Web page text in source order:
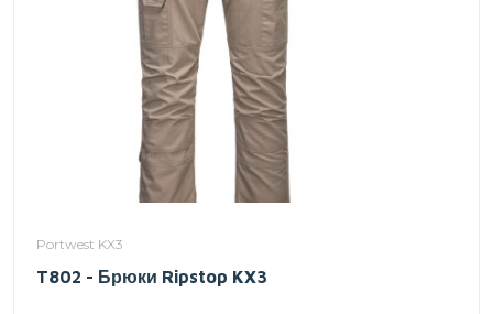
Portwest KX3
T802 - Брюки Ripstop KX3